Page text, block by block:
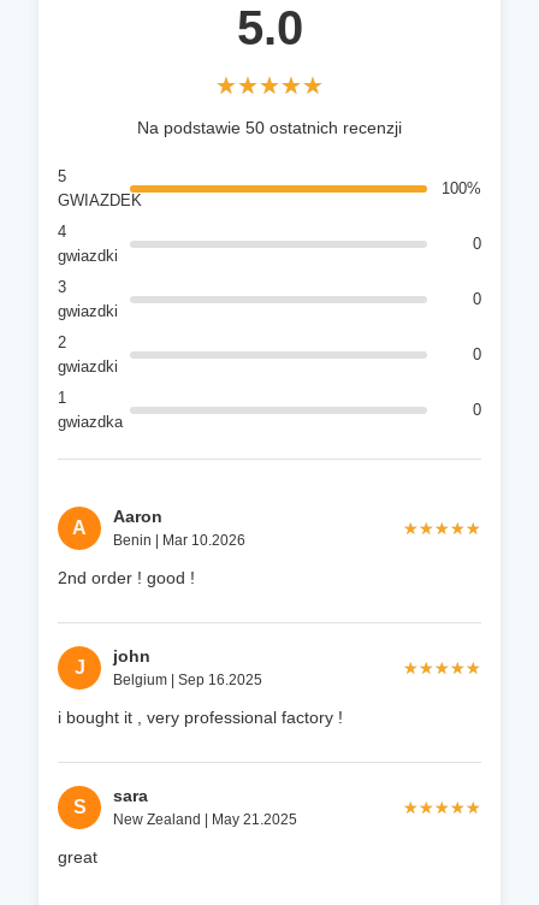
5.0
★★★★★
★★★★★
Na podstawie 50 ostatnich recenzji
5
GWIAZDEK
100%
4
gwiazdki
0
3
gwiazdki
0
2
gwiazdki
0
1
gwiazdka
0
A
Aaron
Benin | Mar 10.2026
★★★★★
★★★★★
2nd order ! good !
J
john
Belgium | Sep 16.2025
★★★★★
★★★★★
i bought it , very professional factory !
S
sara
New Zealand | May 21.2025
★★★★★
★★★★★
great